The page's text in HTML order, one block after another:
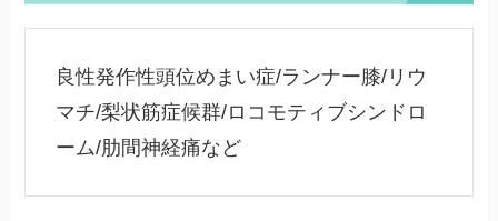
良性発作性頭位めまい症/ランナー膝/リウ
マチ/梨状筋症候群/ロコモティブシンドロ
ーム/肋間神経痛など